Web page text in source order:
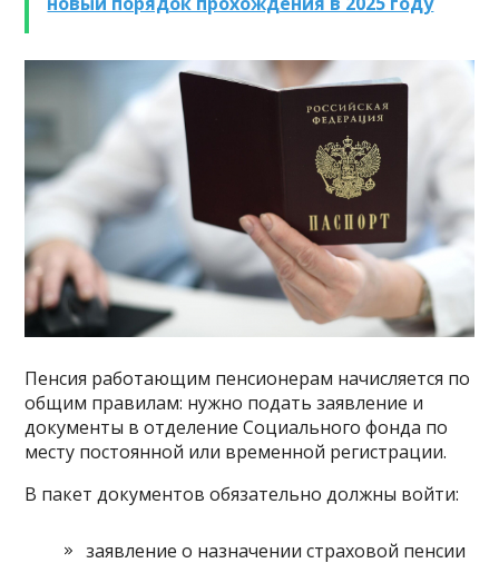
Пенсия работающим пенсионерам начисляется по
общим правилам: нужно подать заявление и
документы в отделение Социального фонда по
месту постоянной или временной регистрации.
В пакет документов обязательно должны войти:
заявление о назначении страховой пенсии